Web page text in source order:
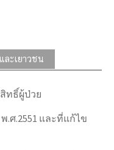
ะเยาวชน
ทธิ์ผู้ป่วย
ศ.2551 และที่แก้ไข